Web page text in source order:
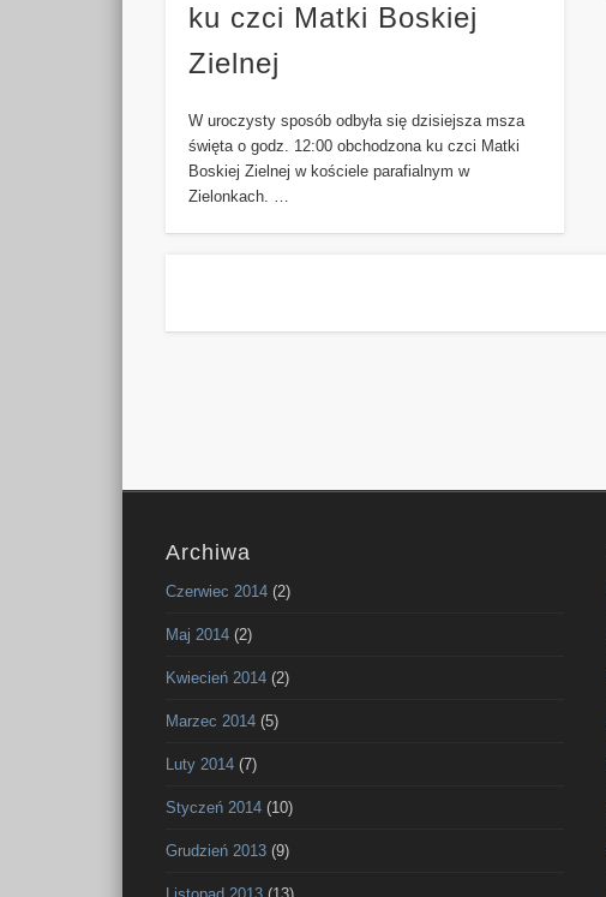
ku czci Matki Boskiej
Zielnej
W uroczysty sposób odbyła się dzisiejsza msza
święta o godz. 12:00 obchodzona ku czci Matki
Boskiej Zielnej w kościele parafialnym w
Zielonkach. …
Archiwa
Czerwiec 2014 (2)
Maj 2014 (2)
Kwiecień 2014 (2)
Marzec 2014 (5)
Luty 2014 (7)
Styczeń 2014 (10)
Grudzień 2013 (9)